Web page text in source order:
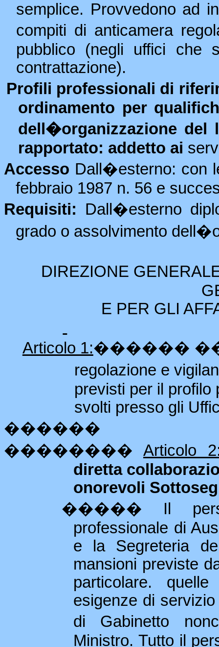
semplice. Provvedono ad
compiti di anticamera
pubblico (negli uffici che
contrattazione).
Profili professionali di
ordinamento per
dell�organizzazione del
rapportato: addetto ai
Accesso Dall�esterno: con
febbraio 1987 n. 56 e
Requisiti: Dall�esterno
grado o assolvimento
DIREZIONE
E PER GLI
Articolo 1:������
regolazione e
previsti per il profilo
svolti presso gli
������
�������� Articolo
diretta
onorevoli
����� Il
professionale di
e la Segreteria
mansioni previste
particolare.
esigenze di
di Gabinetto
Ministro. Tutto il